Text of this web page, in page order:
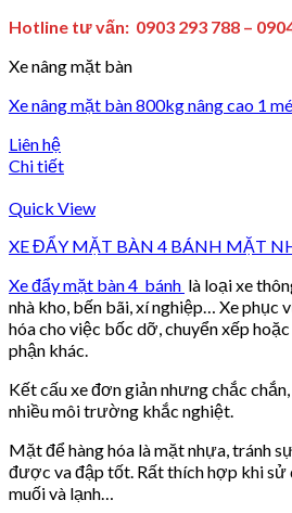
Hotline tư vấn: 0903 293 788 –
Xe nâng mặt bàn
Xe nâng mặt bàn 800kg nâng cao 1
Liên hệ
Chi tiết
Quick View
XE ĐẨY MẶT BÀN 4 BÁNH MẶT
Xe đẩy mặt bàn 4 bánh là loại xe
nhà kho, bến bãi, xí nghiệp… Xe phục
hóa cho việc bốc dỡ, chuyển xếp
phận khác.
Kết cấu xe đơn giản nhưng chắc
nhiều môi trường khắc nghiệt.
Mặt để hàng hóa là mặt nhựa, tránh
được va đập tốt. Rất thích hợp khi
muối và lạnh…